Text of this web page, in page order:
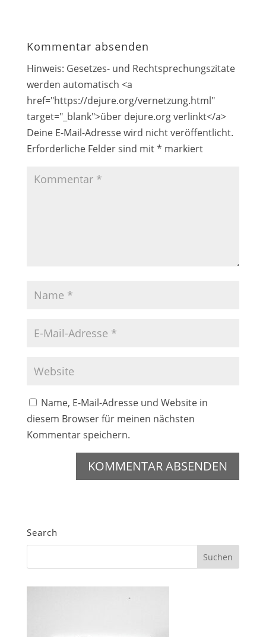
Kommentar absenden
Hinweis: Gesetzes- und Rechtsprechungszitate
werden automatisch <a
href="https://dejure.org/vernetzung.html"
target="_blank">über dejure.org verlinkt</a>
Deine E-Mail-Adresse wird nicht veröffentlicht.
Erforderliche Felder sind mit* markiert
Name, E-Mail-Adresse und Website in
diesem Browser für meinen nächsten
Kommentar speichern.
Search